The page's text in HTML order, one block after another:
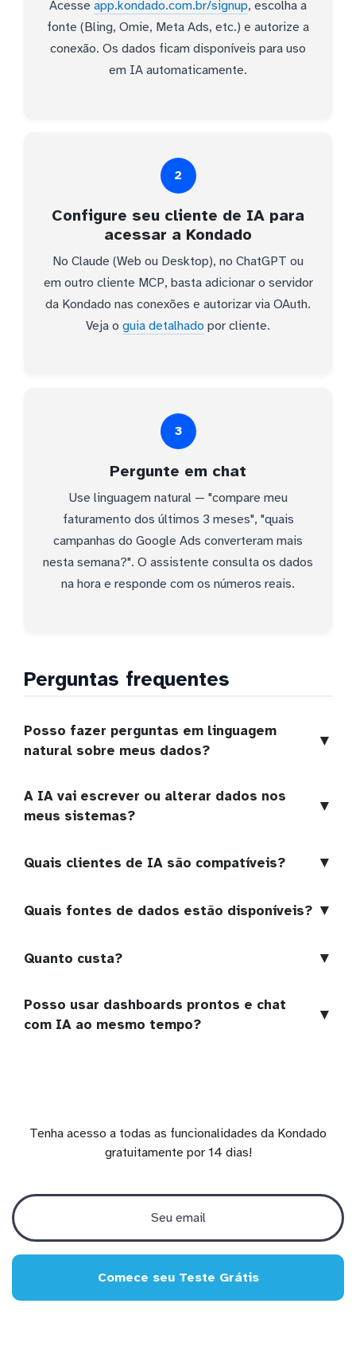
Acesse app.kondado.com.br/signup, escolha a
fonte (Bling, Omie, Meta Ads, etc.) e autorize a
conexão. Os dados ficam disponíveis para uso
em IA automaticamente.
2
Configure seu cliente de IA para
acessar a Kondado
No Claude (Web ou Desktop), no ChatGPT ou
em outro cliente MCP, basta adicionar o servidor
da Kondado nas conexões e autorizar via OAuth.
Veja o guia detalhado por cliente.
3
Pergunte em chat
Use linguagem natural — "compare meu
faturamento dos últimos 3 meses", "quais
campanhas do Google Ads converteram mais
nesta semana?". O assistente consulta os dados
na hora e responde com os números reais.
Perguntas frequentes
Posso fazer perguntas em linguagem
natural sobre meus dados?
▼
A IA vai escrever ou alterar dados nos
meus sistemas?
▼
Quais clientes de IA são compatíveis? ▼
Quais fontes de dados estão disponíveis? ▼
Quanto custa? ▼
Posso usar dashboards prontos e chat
com IA ao mesmo tempo?
▼
Tenha acesso a todas as funcionalidades da Kondado
gratuitamente por 14 dias!
Comece seu Teste Grátis